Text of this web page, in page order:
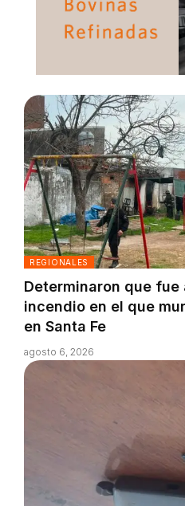
REGIONALES
Determinaron que
incendio en el que
en Santa Fe
agosto 6, 2026